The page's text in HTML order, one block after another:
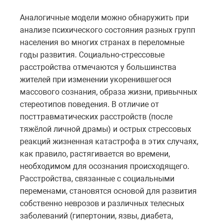
Аналогичные модели можно обнаружить при
анализе психического состояния разных групп
населения во многих странах в переломные
годы развития. Социально-стрессовые
расстройства отмечаются у большинства
жителей при изменении укоренившегося
массового сознания, образа жизни, привычных
стереотипов поведения. В отличие от
посттравматических расстройств (после
тяжёлой личной драмы) и острых стрессовых
реакций жизненная катастрофа в этих случаях,
как правило, растягивается во времени,
необходимом для осознания происходящего.
Расстройства, связанные с социальными
переменами, становятся основой для развития
собственно неврозов и различных телесных
заболеваний (гипертонии, язвы, диабета,